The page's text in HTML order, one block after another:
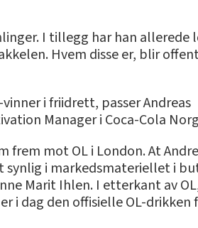
I tillegg har han allerede
Hvem disse er, blir
i friidrett, passer Andreas
Manager i Coca-Cola
mot OL i London. At
synlig i markedsmateriellet i
Marit Ihlen. I etterkant av
i dag den offisielle OL-drikken